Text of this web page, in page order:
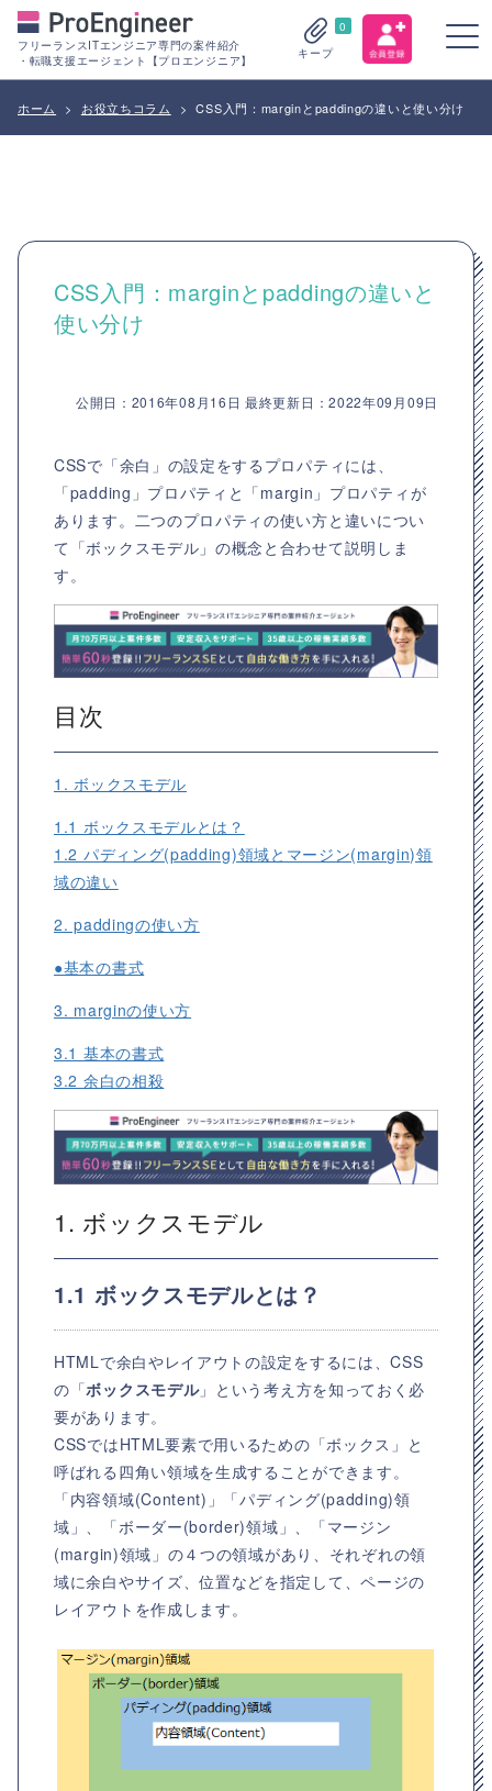
フリーランスITエンジニア専門の案件紹介
・転職支援エージェント【プロエンジニア】
0
キープ
ホーム > お役立ちコラム > CSS入門：marginとpaddingの違いと使い分け
CSS入門：marginとpaddingの違いと
使い分け
公開日：2016年08月16日 最終更新日：2022年09月09日
CSSで「余白」の設定をするプロパティには、
「padding」プロパティと「margin」プロパティが
あります。二つのプロパティの使い方と違いについ
て「ボックスモデル」の概念と合わせて説明しま
す。
目次
1. ボックスモデル
1.1 ボックスモデルとは？
1.2 パディング(padding)領域とマージン(margin)領
域の違い
2. paddingの使い方
●基本の書式
3. marginの使い方
3.1 基本の書式
3.2 余白の相殺
1. ボックスモデル
1.1 ボックスモデルとは？
HTMLで余白やレイアウトの設定をするには、CSS
の「ボックスモデル」という考え方を知っておく必
要があります。
CSSではHTML要素で用いるための「ボックス」と
呼ばれる四角い領域を生成することができます。
「内容領域(Content)」「パディング(padding)領
域」、「ボーダー(border)領域」、「マージン
(margin)領域」の４つの領域があり、それぞれの領
域に余白やサイズ、位置などを指定して、ページの
レイアウトを作成します。